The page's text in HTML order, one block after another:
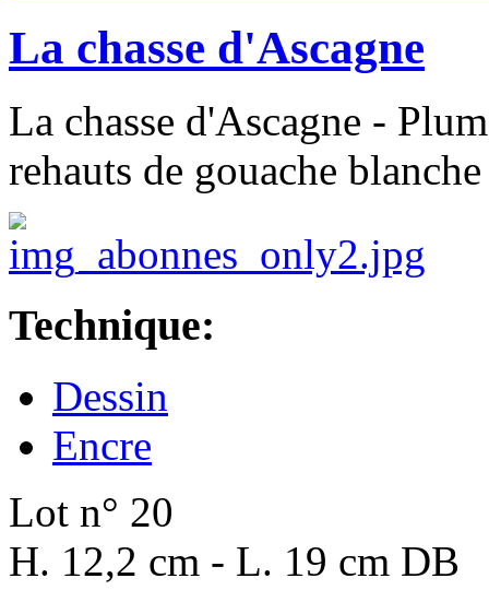
La chasse d'Ascagne
La chasse d'Ascagne -
rehauts de gouache
Technique:
Dessin
Encre
Lot n° 20
H. 12,2 cm - L. 19 cm DB